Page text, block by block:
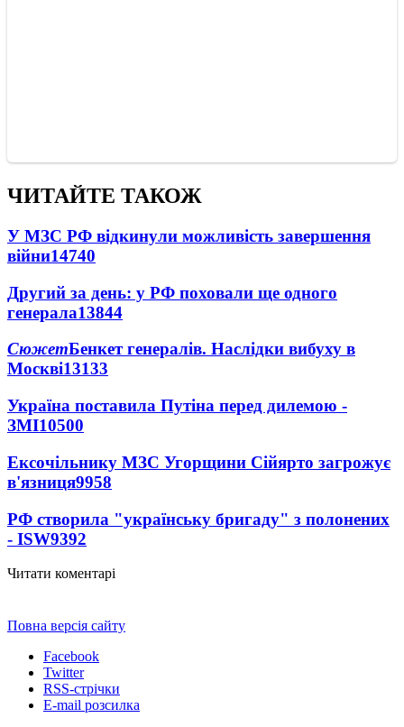
ЧИТАЙТЕ ТАКОЖ
У МЗС РФ відкинули можливість завершення
війни14740
Другий за день: у РФ поховали ще одного
генерала13844
СюжетБенкет генералів. Наслідки вибуху в
Москві13133
Україна поставила Путіна перед дилемою -
ЗМІ10500
Ексочільнику МЗС Угорщини Сійярто загрожує
в'язниця9958
РФ створила "українську бригаду" з полонених
- ISW9392
Читати коментарі
Повна версія сайту
Facebook
Twitter
RSS-стрічки
E-mail розсилка